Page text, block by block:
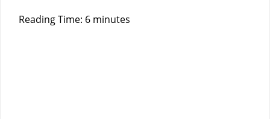
Reading Time: 6 minutes